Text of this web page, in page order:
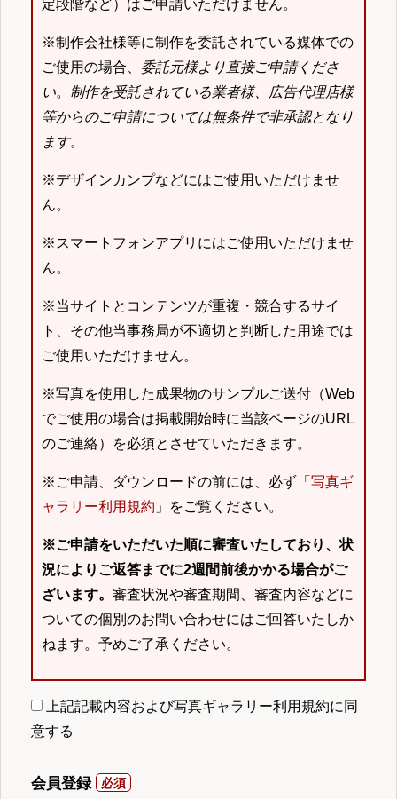
定段階など）はご申請いただけません。
※制作会社様等に制作を委託されている媒体での
ご使用の場合、 委託元様より直接ご申請くださ
い。 制作を受託されている業者様、広告代理店様
等からのご申請については無条件で非承認となり
ます。
※デザインカンプなどにはご使用いただけませ
ん。
※スマートフォンアプリにはご使用いただけませ
ん。
※当サイトとコンテンツが重複・競合するサイ
ト、その他当事務局が不適切と判断した用途では
ご使用いただけません。
※写真を使用した成果物のサンプルご送付（Web
でご使用の場合は掲載開始時に当該ページのURL
のご連絡）を必須とさせていただきます。
※ご申請、ダウンロードの前には、必ず「 写真ギ
ャラリー利用規約 」をご覧ください。
※ご申請をいただいた順に審査いたしており、状
況によりご返答までに2週間前後かかる場合がご
ざいます。 審査状況や審査期間、審査内容などに
ついての個別のお問い合わせにはご回答いたしか
ねます。予めご了承ください。
上記記載内容および写真ギャラリー利用規約に同
意する
会員登録